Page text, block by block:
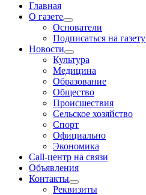
Главная
О газете
Основатели
Подписаться на газету
Новости
Культура
Медицина
Образование
Общество
Происшествия
Сельское хозяйство
Спорт
Официально
Экономика
Call-центр на связи
Объявления
Контакты
Реквизиты